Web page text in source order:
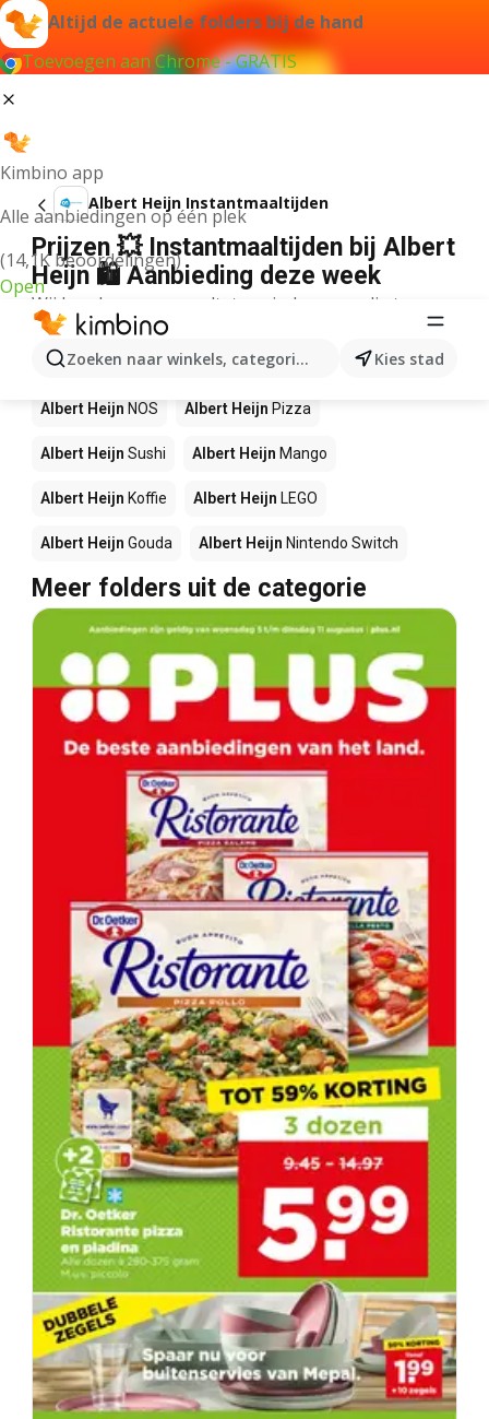
Altijd de actuele folders bij de hand
Toevoegen aan Chrome - GRATIS
Kimbino app
Alle aanbiedingen op één plek
(14,1K beoordelingen)
Open
Zoeken naar winkels, categorieën, producten...
Kies stad
Albert Heijn Instantmaaltijden
Prijzen 💥 Instantmaaltijden bij Albert
Heijn 🛍️ Aanbieding deze week
Wij konden geen resultaten vinden voor die term.
Andere producten in winkels Albert
Heijn
Albert Heijn NOS Albert Heijn Pizza
Albert Heijn Sushi Albert Heijn Mango
Albert Heijn Koffie Albert Heijn LEGO
Albert Heijn Gouda Albert Heijn Nintendo Switch
Meer folders uit de categorie